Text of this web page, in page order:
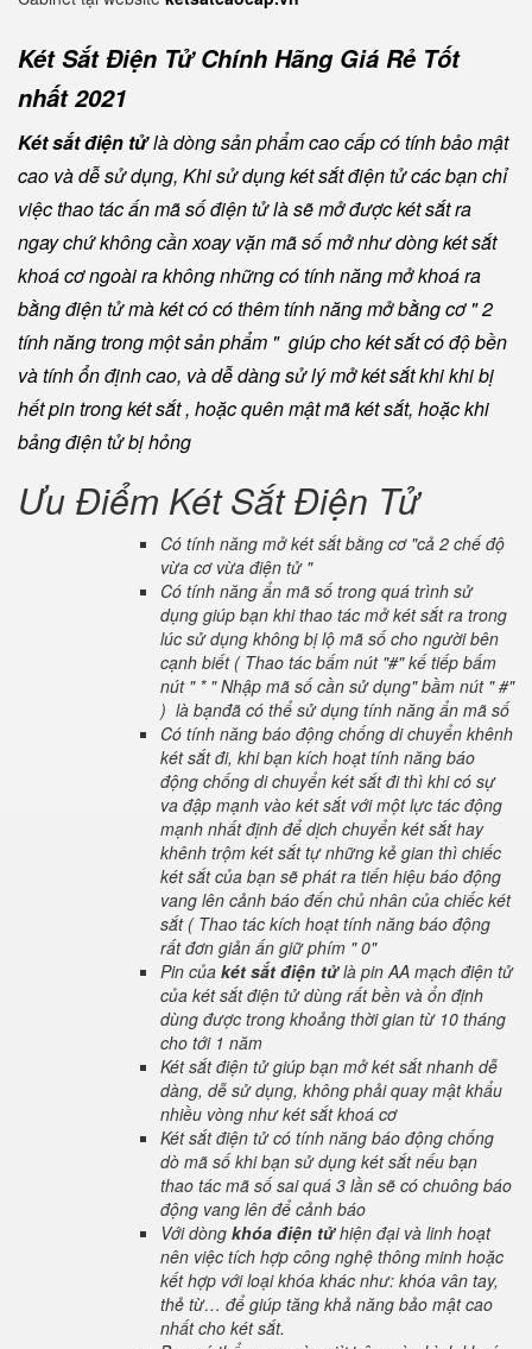
Két Sắt Điện Tử Chính Hãng Giá Rẻ Tốt
nhất 2021
Két sắt điện tửlà dòng sản phẩm cao cấp có tính bảo mật
cao và dễ sử dụng, Khi sử dụng két sắt điện tử các bạn chỉ
việc thao tác ấn mã số điện tử là sẽ mở được két sắt ra
ngay chứ không cần xoay vặn mã số mở như dòng két sắt
khoá cơ ngoài ra không những có tính năng mở khoá ra
bằng điện tử mà két có có thêm tính năng mở bằng cơ " 2
tính năng trong một sản phẩm " giúp cho két sắt có độ bền
và tính ổn định cao, và dễ dàng sử lý mở két sắt khi khi bị
hết pin trong két sắt , hoặc quên mật mã két sắt, hoặc khi
bảng điện tử bị hỏng
Ưu Điểm Két Sắt Điện Tử
Có tính năng mở két sắt bằng cơ "cả 2 chế độ
vừa cơ vừa điện tử "
Có tính năng ẩn mã số trong quá trình sử
dụng giúp bạn khi thao tác mở két sắt ra trong
lúc sử dụng không bị lộ mã số cho người bên
cạnh biết ( Thao tác bấm nút "#" kế tiếp bấm
nút " * " Nhập mã số cần sử dụng" bầm nút " #"
) là bạnđã có thể sử dụng tính năng ẩn mã số
Có tính năng báo động chống di chuyển khênh
két sắt đi, khi bạn kích hoạt tính năng báo
động chống di chuyển két sắt đi thì khi có sự
va đập mạnh vào két sắt với một lực tác động
mạnh nhất định để dịch chuyển két sắt hay
khênh trộm két sắt tự những kẻ gian thì chiếc
két sắt của bạn sẽ phát ra tiến hiệu báo động
vang lên cảnh báo đến chủ nhân của chiếc két
sắt ( Thao tác kích hoạt tính năng báo động
rất đơn giản ấn giữ phím " 0"
Pin của két sắt điện tửlà pin AA mạch điện tử
của két sắt điện tử dùng rất bền và ổn định
dùng được trong khoảng thời gian từ 10 tháng
cho tới 1 năm
Két sắt điện tử giúp bạn mở két sắt nhanh dễ
dàng, dễ sử dụng, không phải quay mật khẩu
nhiều vòng như két sắt khoá cơ
Két sắt điện tử có tính năng báo động chống
dò mã số khi bạn sử dụng két sắt nếu bạn
thao tác mã số sai quá 3 lần sẽ có chuông báo
động vang lên để cảnh báo
Với dòng khóa điện tửhiện đại và linh hoạt
nên việc tích hợp công nghệ thông minh hoặc
kết hợp với loại khóa khác như: khóa vân tay,
thẻ từ… để giúp tăng khả năng bảo mật cao
nhất cho két sắt.